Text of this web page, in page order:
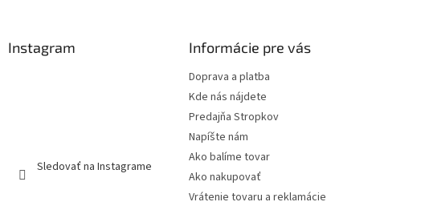
Instagram
Sledovať na Instagrame
Informácie pre vás
Doprava a platba
Kde nás nájdete
Predajňa Stropkov
Napíšte nám
Ako balíme tovar
Ako nakupovať
Vrátenie tovaru a reklamácie